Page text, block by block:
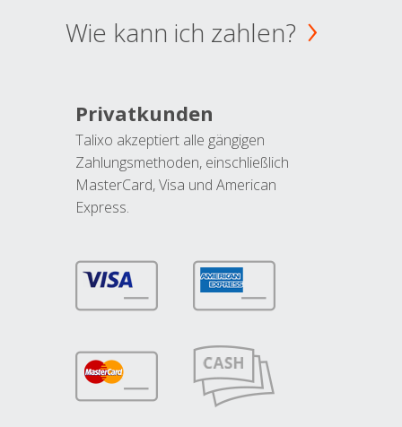
Wie kann ich zahlen?
Privatkunden
Talixo akzeptiert alle gängigen
Zahlungsmethoden, einschließlich
MasterCard, Visa und American
Express.